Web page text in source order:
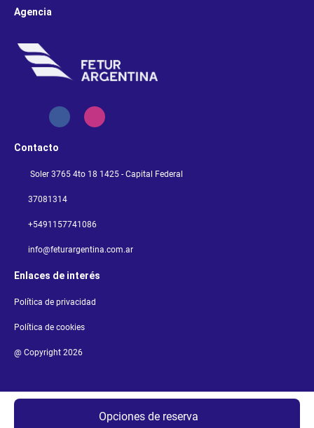
Opciones de reserva
Agencia
Contacto
Soler 3765 4to 18 1425 - Capital Federal
37081314
+5491157741086
info@feturargentina.com.ar
Enlaces de interés
Política de privacidad
Política de cookies
@ Copyright 2026